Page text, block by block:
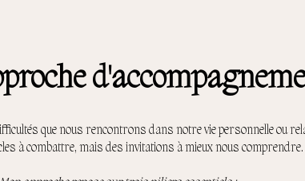
que nous rencontrons dans notre vie personnelle ou
à combattre, mais des invitations à mieux nous comprendre.